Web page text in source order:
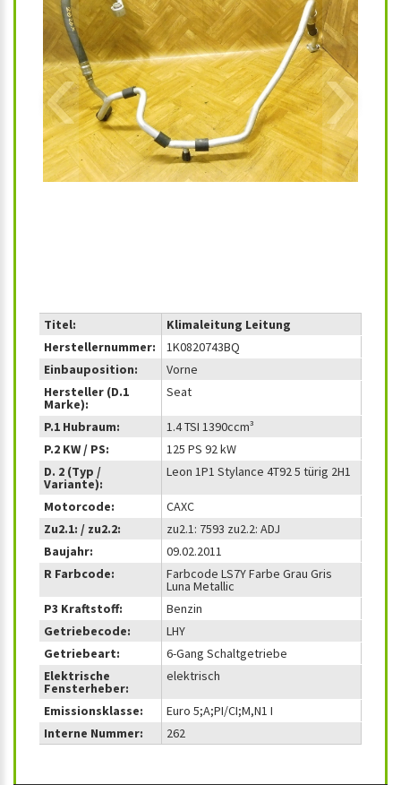
‹ ›
Titel:
Klimaleitung Leitung
Herstellernummer:
1K0820743BQ
Einbauposition:
Vorne
Hersteller (D.1
Marke):
Seat
P.1 Hubraum:
1.4 TSI 1390ccm³
P.2 KW / PS:
125 PS 92 kW
D. 2 (Typ /
Variante):
Leon 1P1 Stylance 4T92 5 türig 2H1
Motorcode:
CAXC
Zu2.1: / zu2.2:
zu2.1: 7593 zu2.2: ADJ
Baujahr:
09.02.2011
R Farbcode:
Farbcode LS7Y Farbe Grau Gris
Luna Metallic
P3 Kraftstoff:
Benzin
Getriebecode:
LHY
Getriebeart:
6-Gang Schaltgetriebe
Elektrische
Fensterheber:
elektrisch
Emissionsklasse:
Euro 5;A;PI/CI;M,N1 I
Interne Nummer:
262